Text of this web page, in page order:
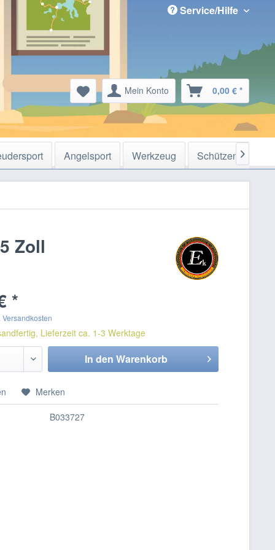
Service/Hilfe
Mein Konto 0,00 € *
Angelsport Werkzeug Schützensport

Zoll
*
Versandkosten
Lieferzeit ca. 1-3 Werktage
In den Warenkorb
Merken
B033727